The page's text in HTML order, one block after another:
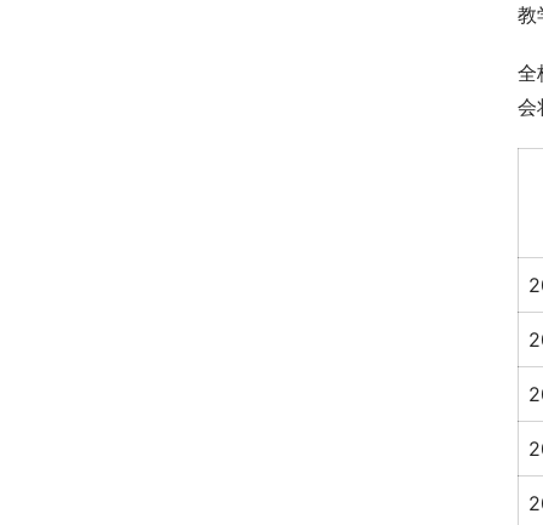
教
全
会